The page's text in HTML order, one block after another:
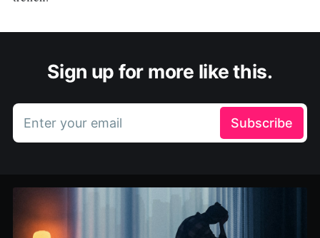
Sign up for more like this.
Enter your email Subscribe